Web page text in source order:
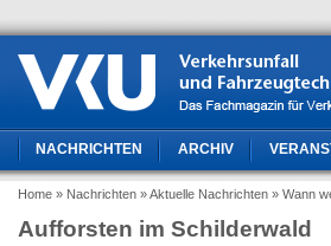
NACHRICHTEN ARCHIV
Home » Nachrichten » Aktuelle Nachrichten » Wann
Aufforsten im Schilderwald